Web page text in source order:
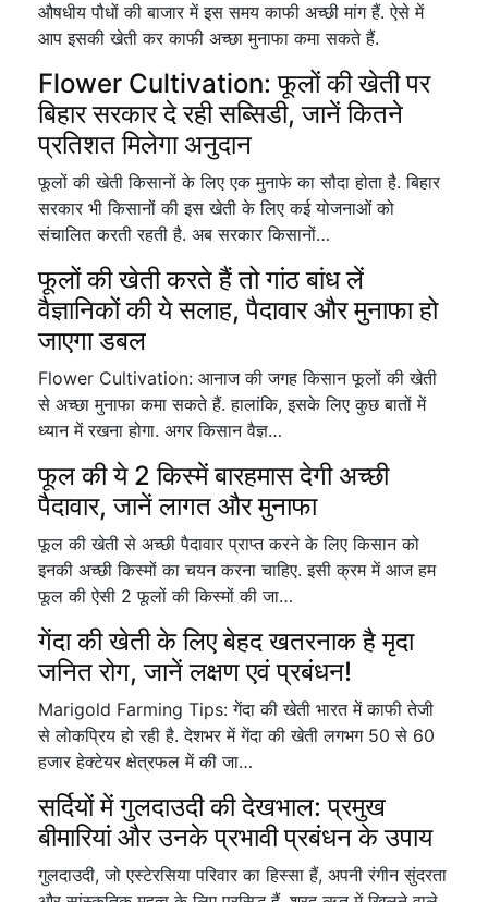
औषधीय पौधों की बाजार में इस समय काफी अच्छी मांग हैं. ऐसे में
आप इसकी खेती कर काफी अच्छा मुनाफा कमा सकते हैं.
Flower Cultivation: फूलों की खेती पर
बिहार सरकार दे रही सब्सिडी, जानें कितने
प्रतिशत मिलेगा अनुदान
फूलों की खेती किसानों के लिए एक मुनाफे का सौदा होता है. बिहार
सरकार भी किसानों की इस खेती के लिए कई योजनाओं को
संचालित करती रहती है. अब सरकार किसानों…
फूलों की खेती करते हैं तो गांठ बांध लें
वैज्ञानिकों की ये सलाह, पैदावार और मुनाफा हो
जाएगा डबल
Flower Cultivation: आनाज की जगह किसान फूलों की खेती
से अच्छा मुनाफा कमा सकते हैं. हालांकि, इसके लिए कुछ बातों में
ध्यान में रखना होगा. अगर किसान वैज्ञ…
फूल की ये 2 किस्में बारहमास देगी अच्छी
पैदावार, जानें लागत और मुनाफा
फूल की खेती से अच्छी पैदावार प्राप्त करने के लिए किसान को
इनकी अच्छी किस्मों का चयन करना चाहिए. इसी क्रम में आज हम
फूल की ऐसी 2 फूलों की किस्मों की जा…
गेंदा की खेती के लिए बेहद खतरनाक है मृदा
जनित रोग, जानें लक्षण एवं प्रबंधन!
Marigold Farming Tips: गेंदा की खेती भारत में काफी तेजी
से लोकप्रिय हो रही है. देशभर में गेंदा की खेती लगभग 50 से 60
हजार हेक्टेयर क्षेत्रफल में की जा…
सर्दियों में गुलदाउदी की देखभाल: प्रमुख
बीमारियां और उनके प्रभावी प्रबंधन के उपाय
गुलदाउदी, जो एस्टेरसिया परिवार का हिस्सा हैं, अपनी रंगीन सुंदरता